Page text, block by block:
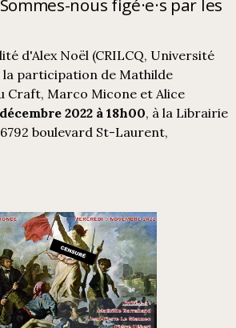
nous figé·e·s par les
d'Alex Noël (CRILCQ, Université
la participation de Mathilde
Craft, Marco Micone et Alice
2022 à 18h00, à la Librairie
boulevard St-Laurent,